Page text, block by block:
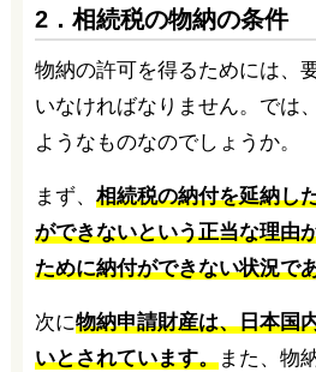
2．相続税の物納の条件
物納の許可を得るためには、
いなければなりません。では
ようなものなのでしょうか。
まず、 相続税の納付を延納し
ができないという正当な理由
ために納付ができない状況で
次に物納申請財産は、日本国
いとされています。また、物